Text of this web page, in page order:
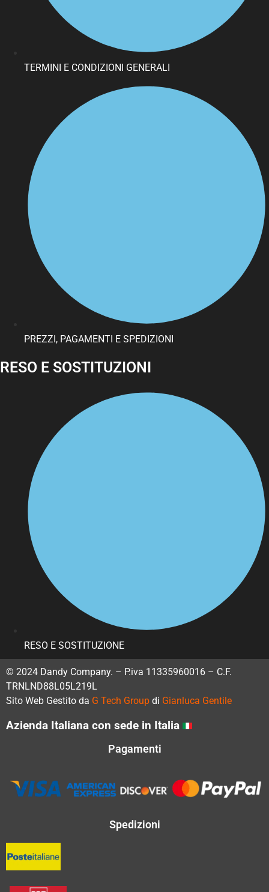
TERMINI E CONDIZIONI GENERALI
PREZZI, PAGAMENTI E SPEDIZIONI
RESO E SOSTITUZIONI
RESO E SOSTITUZIONE
© 2024 Dandy Company. – P.iva 11335960016 – C.F.
TRNLND88L05L219L
Sito Web Gestito da G Tech Group di Gianluca Gentile
Azienda Italiana con sede in Italia
Pagamenti
Spedizioni